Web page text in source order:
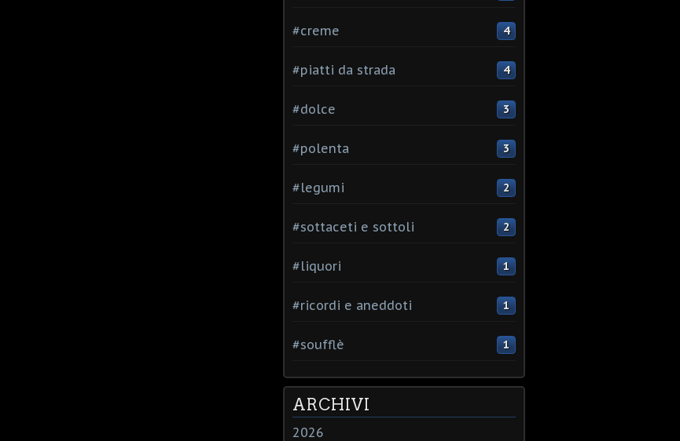
#creme 4
#piatti da strada 4
#dolce 3
#polenta 3
#legumi 2
#sottaceti e sottoli 2
#liquori 1
#ricordi e aneddoti 1
#soufflè 1
ARCHIVI
2026